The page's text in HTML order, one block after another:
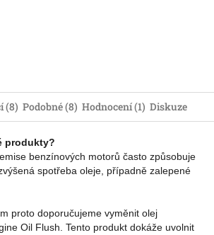
(8) Podobné (8) Hodnocení (1) Diskuze
produkty?
benzínových motorů často způsobuje
spotřeba oleje, případně zalepené
proto doporučujeme vyměnit olej
Oil Flush. Tento produkt dokáže uvolnit